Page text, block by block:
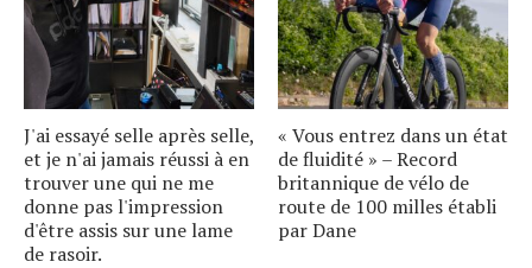
J'ai essayé selle après selle,
et je n'ai jamais réussi à en
trouver une qui ne me
donne pas l'impression
d'être assis sur une lame
de rasoir.
« Vous entrez dans un état
de fluidité » – Record
britannique de vélo de
route de 100 milles établi
par Dane